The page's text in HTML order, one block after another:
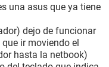
una asus que ya tiene
dejo de funcionar
ir moviendo el
hasta la netbook)